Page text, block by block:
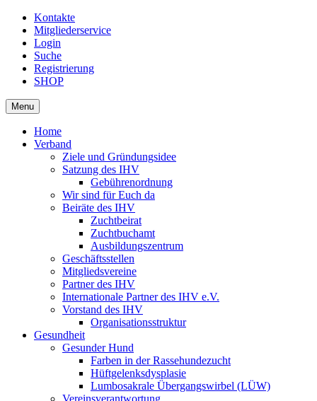
Kontakte
Mitgliederservice
Login
Suche
Registrierung
SHOP
Menu
Home
Verband
Ziele und Gründungsidee
Satzung des IHV
Gebührenordnung
Wir sind für Euch da
Beiräte des IHV
Zuchtbeirat
Zuchtbuchamt
Ausbildungszentrum
Geschäftsstellen
Mitgliedsvereine
Partner des IHV
Internationale Partner des IHV e.V.
Vorstand des IHV
Organisationsstruktur
Gesundheit
Gesunder Hund
Farben in der Rassehundezucht
Hüftgelenksdysplasie
Lumbosakrale Übergangswirbel (LÜW)
Vereinsverantwortung